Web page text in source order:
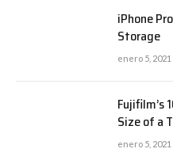
iPhone
Storage
enero 5, 2021
Fujifilm’s
Size of a
enero 5, 2021